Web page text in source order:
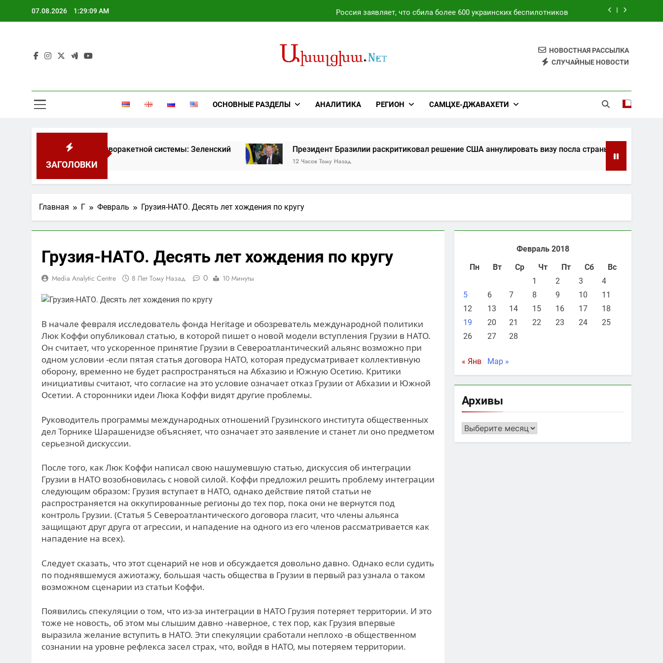
07.08.2026 1:29:10 AM Россия заявляет, что сбила более 600 украинских беспилотников
Украина работает над созданием собственной баллистической ракеты и противоракетной
системы: Зеленский
НОВОСТНАЯ РАССЫЛКА
СЛУЧАЙНЫЕ НОВОСТИ
ОСНОВНЫЕ РАЗДЕЛЫ АНАЛИТИКА РЕГИОН САМЦХЕ-ДЖАВАХЕТИ
ЗАГОЛОВКИ
ракеты и противоракетной системы: Зеленский Президент Бразилии раскритиковал решение США аннулировать визу посла страны в Вашингтоне
12 Часов Тому Назад
Главная Г Февраль Грузия-НАТО. Десять лет хождения по кругу
Грузия-НАТО. Десять лет хождения по кругу
Media Analytic Centre 8 Лет Тому Назад 0 10 Минуты
В начале февраля исследователь фонда Heritage и обозреватель международной политики
Люк Коффи опубликовал статью, в которой пишет о новой модели вступления Грузии в НАТО.
Он считает, что ускоренное принятие Грузии в Североатлантический альянс возможно при
одном условии -если пятая статья договора НАТО, которая предусматривает коллективную
оборону, временно не будет распространяться на Абхазию и Южную Осетию. Критики
инициативы считают, что согласие на это условие означает отказ Грузии от Абхазии и Южной
Осетии. А сторонники идеи Люка Коффи видят другие проблемы.
Руководитель программы международных отношений Грузинского института общественных
дел Торнике Шарашенидзе объясняет, что означает это заявление и станет ли оно предметом
серьезной дискуссии.
После того, как Люк Коффи написал свою нашумевшую статью, дискуссия об интеграции
Грузии в НАТО возобновилась с новой силой. Коффи предложил решить проблему интеграции
следующим образом: Грузия вступает в НАТО, однако действие пятой статьи не
распространяется на оккупированные регионы до тех пор, пока они не вернутся под
контроль Грузии. (Статья 5 Североатлантического договора гласит, что члены альянса
защищают друг друга от агрессии, и нападение на одного из его членов рассматривается как
нападение на всех).
Следует сказать, что этот сценарий не нов и обсуждается довольно давно. Однако если судить
по поднявшемуся ажиотажу, большая часть общества в Грузии в первый раз узнала о таком
возможном сценарии из статьи Коффи.
Появились спекуляции о том, что из-за интеграции в НАТО Грузия потеряет территории. И это
тоже не новость, об этом мы слышим давно -наверное, с тех пор, как Грузия впервые
выразила желание вступить в НАТО. Эти спекуляции сработали неплохо -в общественном
сознании на уровне рефлекса засел страх, что, войдя в НАТО, мы потеряем территории.
Февраль 2018
Пн
Вт Ср Чт Пт Сб
Вс
1
2 3
4
5
6 7 8 9 10
11
12
13 14 15 16 17
18
19
20 21 22 23 24
25
26
27 28
« Янв Мар »
Архивы
Архивы